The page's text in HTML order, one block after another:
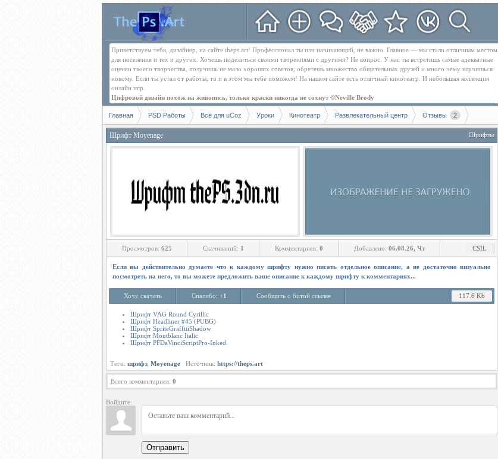
Приветствуем тебя, дизайнер, на сайте theps.art! Профессионал ты или начинающий, не важно. Главное — мы стали отличным местом
для поселения и тех и других. Хочешь поделиться своими творениями с другими? Не вопрос. У нас ты встретишь самые адекватные
оценки твоего творчества, получишь не мало хороших советов, обретешь множество общительных друзей и много чему научишься
новому. Если ты устал от работы, то и в этом мы тебе поможем! На нашем сайте есть отличный кинотеатр. И небольшая коллекция
онлайн игр.
Цифровой дизайн похож на живопись, только краски никогда не сохнут ©Neville Brody
Главная PSD Работы Всё для uCoz Уроки Кинотеатр Развлекательный центр Отзывы 2
Шрифты
Шрифт Moyenage
Просмотров: 625 Скачиваний: 1 Комментариев: 0 Добавлено: 06.08.26, Чт CSIL
Если вы действительно думаете что к каждому шрифту нужно писать отдельное описание, а не достаточно визуально
посмотреть на него, то вы можете предложить ваше описание к каждому шрифту к комментариях...
Хочу скачать Спасибо: +1 Сообщить о битой ссылке 117.6 Kb
Шрифт VAG Round Cyrillic
Шрифт Headliner #45 (PUBG)
Шрифт SpriteGraffitiShadow
Шрифт Montblanc Italic
Шрифт PFDaVinciScriptPro-Inked
Теги: шрифт, Moyenage Источник: https://theps.art
Всего комментариев: 0
Войдите:
Отправить